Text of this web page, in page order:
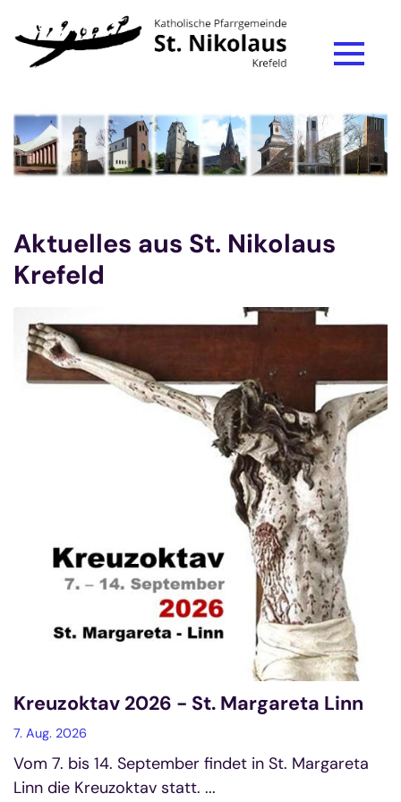
Zum Inhalt springen
Aktuelles aus St. Nikolaus
Krefeld
Kreuzoktav 2026 - St. Margareta Linn
7. Aug. 2026
Vom 7. bis 14. September findet in St. Margareta
Linn die Kreuzoktav statt. ...